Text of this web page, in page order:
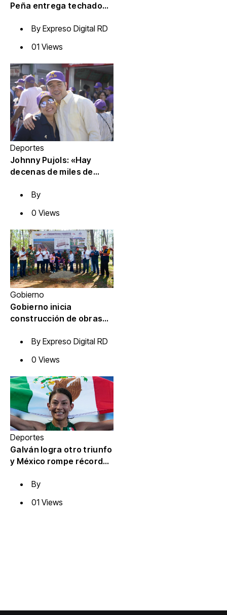
Peña entrega techado
Antonio Castillo Pérez,
By Expreso Digital RD
01 Views
Deportes
Johnny Pujols: «Hay
decenas de miles de
inscribirse en el partido»
By
0 Views
Gobierno
Gobierno inicia
construcción de obras
frontera norte para
el desarrollo
By Expreso Digital RD
0 Views
Deportes
Galván logra otro triunfo
y México rompe récord
Centroamericanos
By
01 Views